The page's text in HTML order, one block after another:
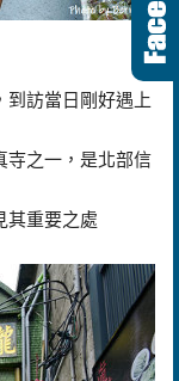
到訪當日剛好遇上
寺之一，是北部信
其重要之處